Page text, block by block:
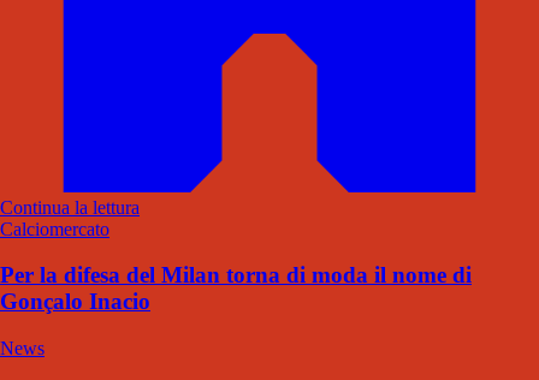
Continua la lettura
Calciomercato
Per la difesa del Milan torna di moda il nome di
Gonçalo Inacio
News